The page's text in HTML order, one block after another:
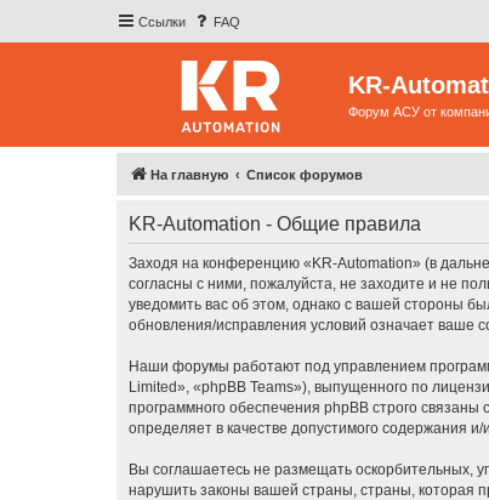
Ссылки FAQ
KR-
Форум АСУ от
На главную Список форумов
KR-Automation - Общие правила
Заходя на конференцию «KR-Automation» (в
согласны с ними, пожалуйста, не заходите и не
уведомить вас об этом, однако с вашей стороны
обновления/исправления условий означает ваше
Наши форумы работают под управлением
Limited», «phpBB Teams»), выпущенного по
программного обеспечения phpBB строго
определяет в качестве допустимого содержания
Вы соглашаетесь не размещать оскорбительных,
нарушить законы вашей страны, страны, которая